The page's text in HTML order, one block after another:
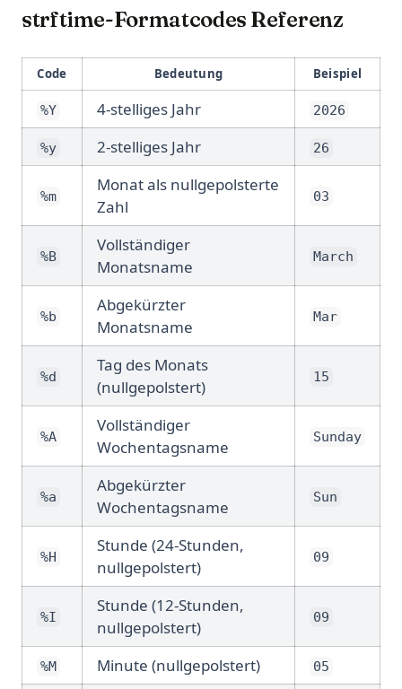
strftime-Formatcodes Referenz
Code Bedeutung Beispiel
%Y 4-stelliges Jahr 2026
%y 2-stelliges Jahr 26
%m
Monat als nullgepolsterte
Zahl
03
%B
Vollständiger
Monatsname
March
%b
Abgekürzter
Monatsname
Mar
%d
Tag des Monats
(nullgepolstert)
15
%A
Vollständiger
Wochentagsname
Sunday
%a
Abgekürzter
Wochentagsname
Sun
%H
Stunde (24-Stunden,
nullgepolstert)
09
%I
Stunde (12-Stunden,
nullgepolstert)
09
%M Minute (nullgepolstert) 05